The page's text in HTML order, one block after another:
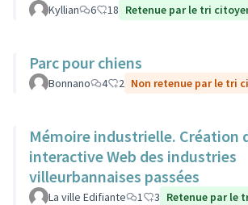
Kyllian 6 18 Retenue par le tri
Parc pour chiens
Bonnano 4 2 Non retenue par le tri
Mémoire industrielle. Création
interactive Web des industries
villeurbannaises passées
La ville Edifiante 1 3 Retenue par le